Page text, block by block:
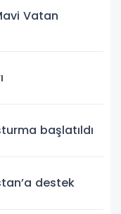
Vatan
başlatıldı
destek